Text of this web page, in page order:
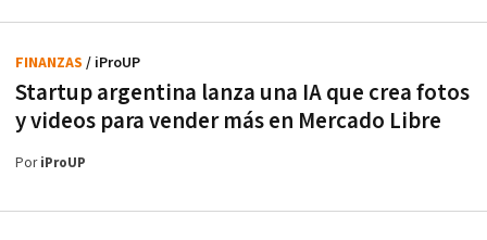
Startup argentina lanza una IA que crea fotos
y videos para vender más en Mercado Libre
FINANZAS / iProUP
PoriProUP